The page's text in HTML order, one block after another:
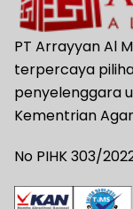
PT Arrayyan Al
terpercaya
penyelenggara
Kementrian
No PIHK 303/